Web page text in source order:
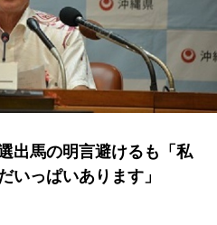
出馬の明言避けるも「私
いっぱいあります」